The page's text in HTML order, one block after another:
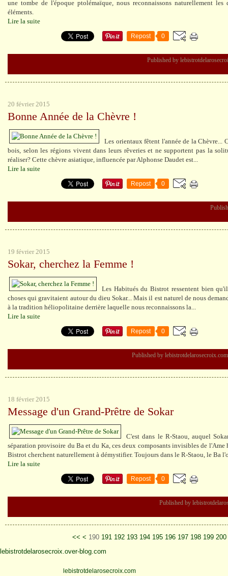
une tombe de l'époque ptolémaïque, nous reconnaissons naturellement
éléments.
Lire la suite
Repost 0
Published by
20 février 2015
Bonne Année de la Chèvre !
Les orientaux fêtent l'année de la Chèvre...
bois, selon les régions vivent dans leurs rêveries et ne supportent pas la
réaliser? Cette chèvre asiatique, influencée par Alphonse Daudet est...
Lire la suite
Repost 0
19 février 2015
Sokar, cherchez la Femme !
Les Habitués du Bistrot ressentent bien
choses qui gravitaient autour du dieu Sokar... Mais il est naturel de nous
à la tradition héliopolitaine derrière laquelle nous reconnaissons la...
Lire la suite
Repost 0
Published by lebistrotdelarosecroix.com
18 février 2015
Message d'un Grand-Prêtre de Sokar
C'est dans le R-Staou, auquel
séparation provisoire du Ba et du Ka, ces deux composants invisibles de l'Ame
Bistrot cherchent naturellement à démystifier. Toujours dans le R-Staou, le Ba
Lire la suite
Repost 0
Published by
<< < 100
110
120
130
140
150
160
170
180
190 191 192 193 194 195 196 197 198 199 200
lebistrotdelarosecroix.over-blog.com
lebistrotdelarosecroix.com